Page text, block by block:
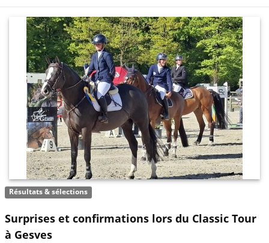
Résultats & sélections
Surprises et confirmations lors du Classic Tour
à Gesves